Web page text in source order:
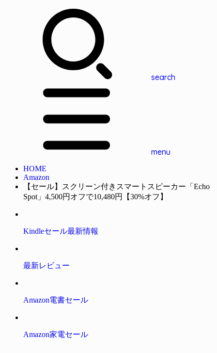
search
menu
HOME
Amazon
【セール】スクリーン付きスマートスピーカー「Echo
Spot」4,500円オフで10,480円【30%オフ】
Kindleセール最新情報
最新レビュー
Amazon電書セール
Amazon家電セール